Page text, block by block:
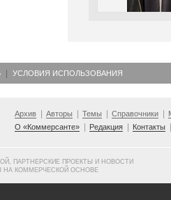
УСЛОВИЯ ИСПОЛЬЗОВАНИЯ
Архив Авторы Темы Справочники
О «Коммерсанте»
Редакция Контакты
ПАРТНЕРСКИЕ ПРОЕКТЫ И НОВОСТИ
НА КОММЕРЧЕСКОЙ ОСНОВЕ